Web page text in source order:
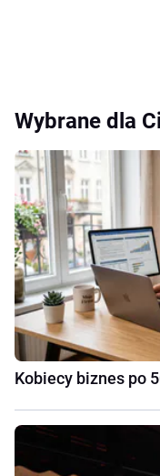
Wybrane dla
Kobiecy biznes po